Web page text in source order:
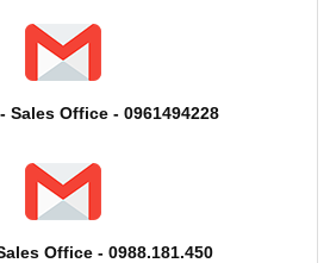
Sales Office - 0961494228
Office - 0988.181.450